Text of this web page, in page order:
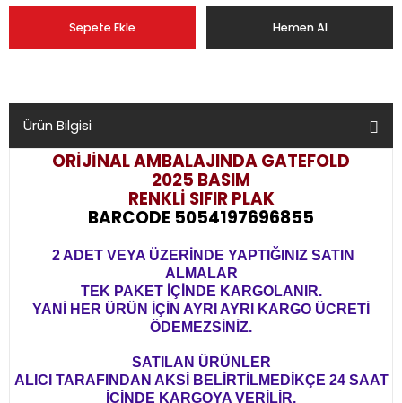
Sepete Ekle Hemen Al
Ürün Bilgisi
ORİJİNAL AMBALAJINDA GATEFOLD
2025 BASIM
RENKLİ SIFIR PLAK
BARCODE 5054197696855
2 ADET VEYA ÜZERİNDE YAPTIĞINIZ SATIN
ALMALAR
TEK PAKET İÇİNDE KARGOLANIR.
YANİ HER ÜRÜN İÇİN AYRI AYRI KARGO ÜCRETİ
ÖDEMEZSİNİZ.
SATILAN ÜRÜNLER
ALICI TARAFINDAN AKSİ BELİRTİLMEDİKÇE 24 SAAT
İÇİNDE KARGOYA VERİLİR.